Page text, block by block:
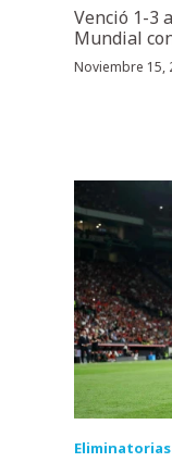
Venció 1-3
Mundial
Noviembre 15,
Eliminatorias